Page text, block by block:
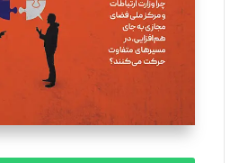
ملینا جعفری
تحریریه
مصطفی مسجدی آرانی
تحریریه